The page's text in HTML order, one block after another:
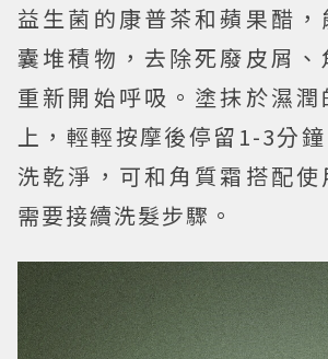
益生菌的康普茶和蘋果醋，
囊堆積物，去除死廢皮屑
重新開始呼吸。塗抹於濕潤
上，輕輕按摩後停留1-3分
洗乾淨，可和角質霜搭配使
需要接續洗髮步驟。